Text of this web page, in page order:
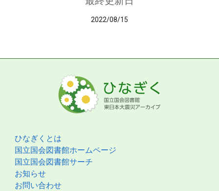
2022/08/15
ひなぎくとは
国立国会図書館ホームページ
国立国会図書館サーチ
お知らせ
お問い合わせ